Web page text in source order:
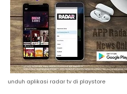
unduh aplikasi radar tv di playstore